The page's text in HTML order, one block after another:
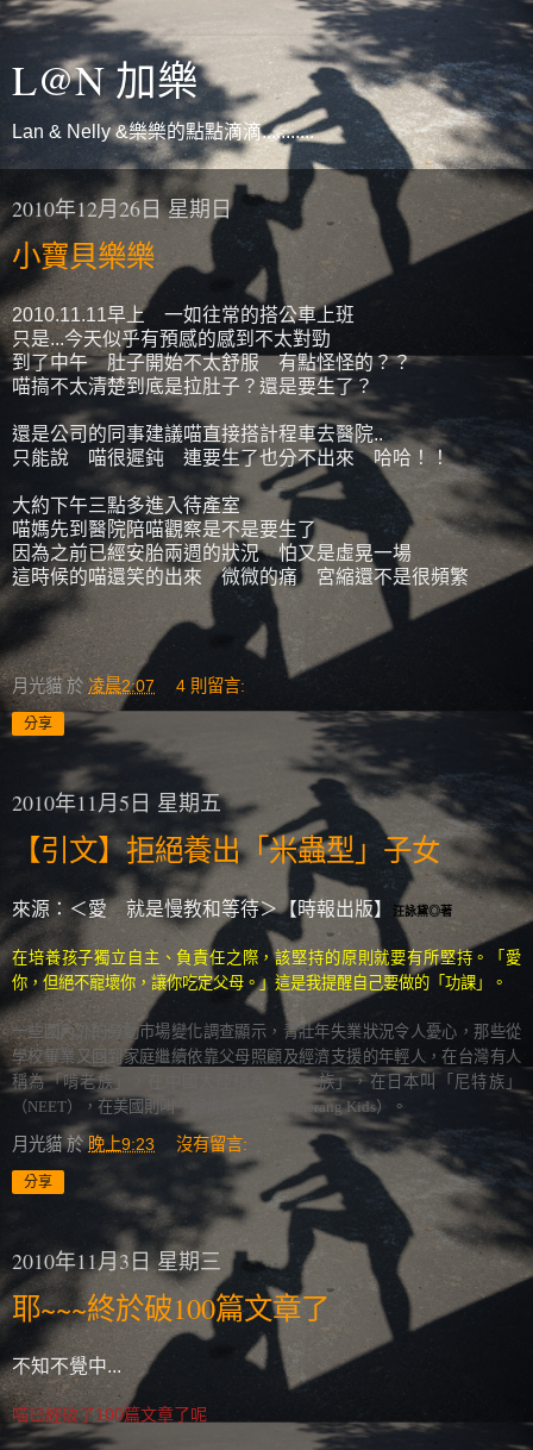
L@N 加樂
Lan & Nelly &樂樂的點點滴滴...........
2010年12月26日 星期日
小寶貝樂樂
2010.11.11早上 一如往常的搭公車上班
只是...今天似乎有預感的感到不太對勁
到了中午 肚子開始不太舒服 有點怪怪的？？
喵搞不太清楚到底是拉肚子？還是要生了？
還是公司的同事建議喵直接搭計程車去醫院..
只能說 喵很遲鈍 連要生了也分不出來 哈哈！！
大約下午三點多進入待產室
喵媽先到醫院陪喵觀察是不是要生了
因為之前已經安胎兩週的狀況 怕又是虛晃一場
這時候的喵還笑的出來 微微的痛 宮縮還不是很頻繁
月光貓 於 凌晨2:07 4 則留言:
分享
2010年11月5日 星期五
【引文】拒絕養出「米蟲型」子女
來源：＜愛 就是慢教和等待＞【時報出版】 汪詠黛◎著
在培養孩子獨立自主、負責任之際，該堅持的原則就要有所堅持。「愛
你，但絕不寵壞你，讓你吃定父母。」這是我提醒自己要做的「功課」。
一些國內外的勞動市場變化調查顯示，青壯年失業狀況令人憂心，那些從
學校畢業又回到家庭繼續依靠父母照顧及經濟支援的年輕人，在台灣有人
稱為「啃老族」，在中國大陸稱為「飄一族」，在日本叫「尼特族」
（NEET），在美國則叫「歸巢族」（ Boomerang Kids）。
月光貓 於晚上9:23 沒有留言:
分享
2010年11月3日 星期三
耶~~~終於破100篇文章了
不知不覺中...
喵已經破了100篇文章了呢